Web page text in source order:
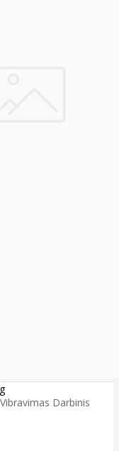
Darbinis